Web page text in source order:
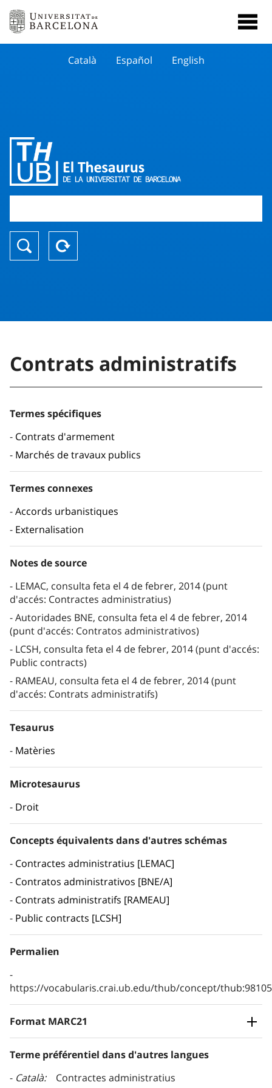
Català Español English
Contrats administratifs
Termes spécifiques
Contrats d'armement
Marchés de travaux publics
Termes connexes
Accords urbanistiques
Externalisation
Notes de source
LEMAC, consulta feta el 4 de febrer, 2014 (punt
d'accés: Contractes administratius)
Autoridades BNE, consulta feta el 4 de febrer, 2014
(punt d'accés: Contratos administrativos)
LCSH, consulta feta el 4 de febrer, 2014 (punt d'accés:
Public contracts)
RAMEAU, consulta feta el 4 de febrer, 2014 (punt
d'accés: Contrats administratifs)
Tesaurus
Matèries
Microtesaurus
Droit
Concepts équivalents dans d'autres schémas
Contractes administratius [LEMAC]
Contratos administrativos [BNE/A]
Contrats administratifs [RAMEAU]
Public contracts [LCSH]
Permalien
https://vocabularis.crai.ub.edu/thub/concept/
Format MARC21
Terme préférentiel dans d'autres langues
Català
Contractes administratius